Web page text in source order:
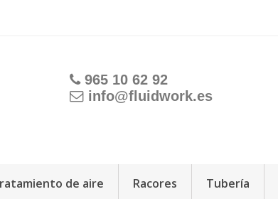
965 10 62 92
info@fluidwork.es
de aire Racores Tubería